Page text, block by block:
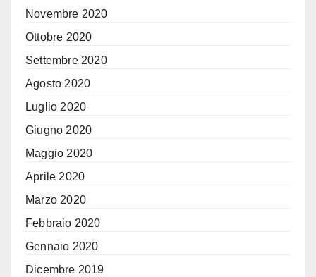
Novembre 2020
Ottobre 2020
Settembre 2020
Agosto 2020
Luglio 2020
Giugno 2020
Maggio 2020
Aprile 2020
Marzo 2020
Febbraio 2020
Gennaio 2020
Dicembre 2019